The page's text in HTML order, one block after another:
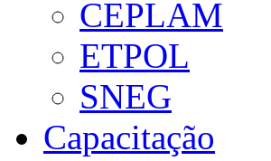
CEPLAM
ETPOL
SNEG
Capacitação